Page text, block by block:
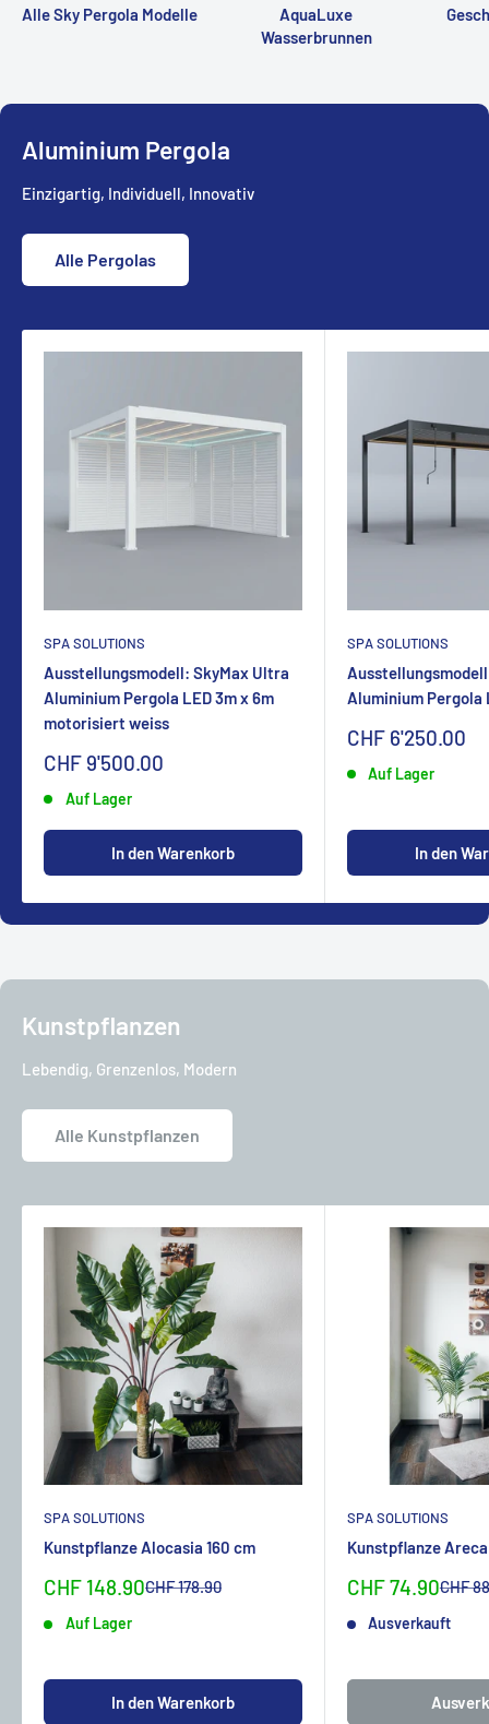
Alle Sky Pergola Modelle
AquaLuxe
Wasserbrunnen
Aluminium Pergola
Einzigartig, Individuell, Innovativ
Alle Pergolas
SPA SOLUTIONS
Ausstellungsmodell: SkyMax Ultra
Aluminium Pergola LED 3m x 6m
motorisiert weiss
Sonderpreis
CHF 9'500.00
Auf Lager
In den Warenkorb
SPA SOLUTIONS
Aluminium Pergola
Sonderpreis
CHF 6'250.00
Auf Lager
In den
Kunstpflanzen
Lebendig, Grenzenlos, Modern
Alle Kunstpflanzen
SPA SOLUTIONS
Kunstpflanze Alocasia 160 cm
Sonderpreis
CHF 148.90Normalpreis
CHF 178.90
Auf Lager
In den Warenkorb
SPA SOLUTIONS
Kunstpflanze Areca
Sonderpreis
CHF 74.90CHF
Ausverkauft